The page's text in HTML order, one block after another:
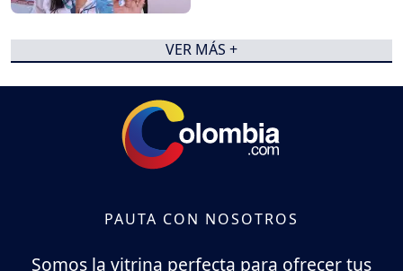
VER MÁS +
PAUTA CON NOSOTROS
Somos la vitrina perfecta para ofrecer tus